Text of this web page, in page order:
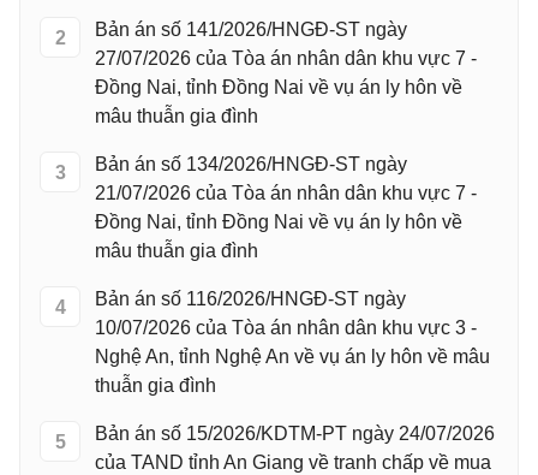
2
Bản án số 141/2026/HNGĐ-ST ngày
27/07/2026 của Tòa án nhân dân khu vực 7 -
Đồng Nai, tỉnh Đồng Nai về vụ án ly hôn về
mâu thuẫn gia đình
3
Bản án số 134/2026/HNGĐ-ST ngày
21/07/2026 của Tòa án nhân dân khu vực 7 -
Đồng Nai, tỉnh Đồng Nai về vụ án ly hôn về
mâu thuẫn gia đình
4
Bản án số 116/2026/HNGĐ-ST ngày
10/07/2026 của Tòa án nhân dân khu vực 3 -
Nghệ An, tỉnh Nghệ An về vụ án ly hôn về mâu
thuẫn gia đình
5
Bản án số 15/2026/KDTM-PT ngày 24/07/2026
của TAND tỉnh An Giang về tranh chấp về mua